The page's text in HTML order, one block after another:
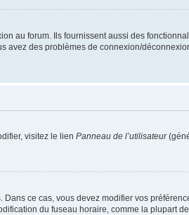
au forum. Ils fournissent aussi des
avez des problèmes de connexion/
visitez le lien Panneau de l’utilisateur
ce cas, vous devez modifier vos
du fuseau horaire, comme la plupart